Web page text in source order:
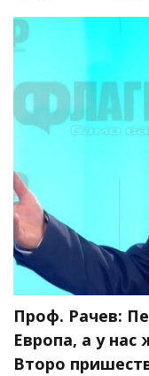
Проф. Рачев:
Европа, а у
Второ